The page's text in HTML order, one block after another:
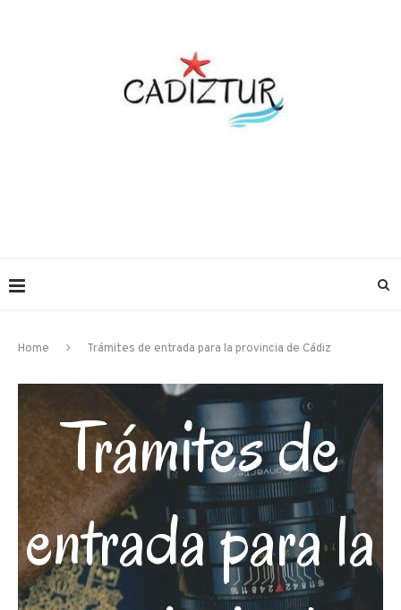
Home Trámites de entrada para la provincia de Cádiz
Trámites de
entrada para la